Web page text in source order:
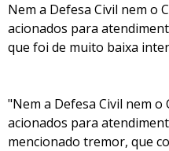
Nem a Defesa Civil nem o
acionados para
que foi de muito baixa
"Nem a Defesa Civil nem
acionados para
mencionado tremor, que